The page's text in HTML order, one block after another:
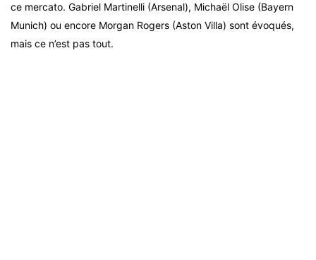
ce mercato. Gabriel Martinelli (Arsenal), Michaël Olise (Bayern
Munich) ou encore Morgan Rogers (Aston Villa) sont évoqués,
mais ce n’est pas tout.